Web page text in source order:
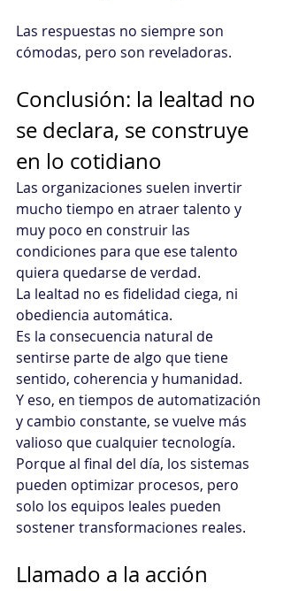
Las respuestas no siempre son
cómodas, pero son reveladoras.
Conclusión: la lealtad no
se declara, se construye
en lo cotidiano
Las organizaciones suelen invertir
mucho tiempo en atraer talento y
muy poco en construir las
condiciones para que ese talento
quiera quedarse de verdad.
La lealtad no es fidelidad ciega, ni
obediencia automática.
Es la consecuencia natural de
sentirse parte de algo que tiene
sentido, coherencia y humanidad.
Y eso, en tiempos de automatización
y cambio constante, se vuelve más
valioso que cualquier tecnología.
Porque al final del día, los sistemas
pueden optimizar procesos, pero
solo los equipos leales pueden
sostener transformaciones reales.
Llamado a la acción